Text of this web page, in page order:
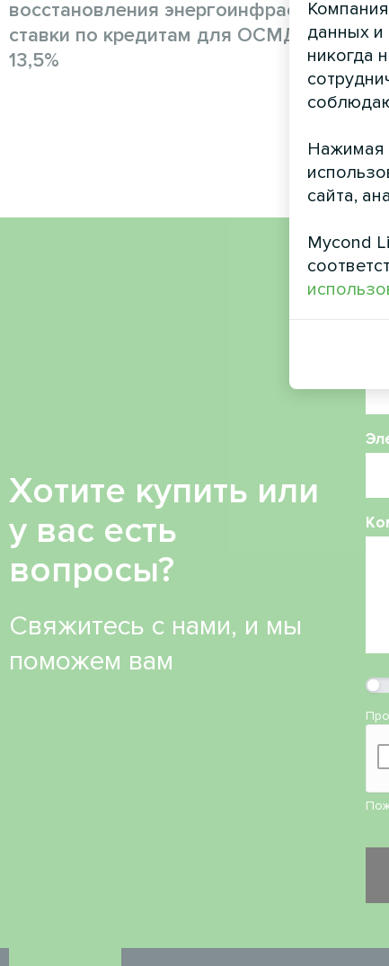
восстановления энергоинфраструктуры
ставки по кредитам для ОСМД
13,5%
Хотите купить или
у вас есть
вопросы?
Свяжитесь с нами, и мы
поможем вам
данных
никогда
Нажимая
сайта,
Mycond